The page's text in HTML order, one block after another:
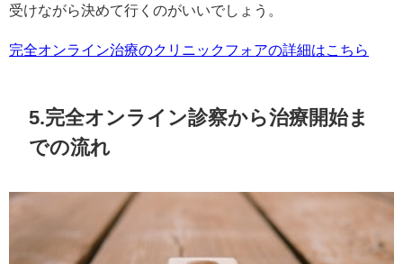
受けながら決めて行くのがいいでしょう。
完全オンライン治療のクリニックフォアの詳細はこちら
5.完全オンライン診察から治療開始ま
での流れ